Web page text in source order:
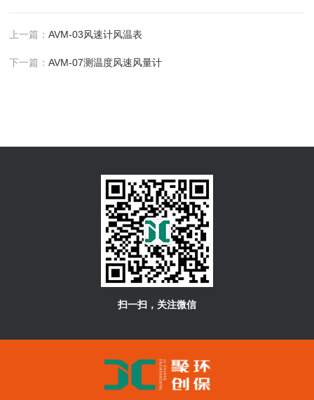
上一篇：AVM-03风速计风温表
下一篇：AVM-07测温度风速风量计
扫一扫，关注微信